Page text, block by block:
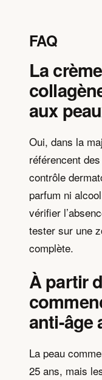
FAQ
La
aux
Oui, dans la
référencent
contrôle
parfum ni
vérifier
tester sur une
complète.
À partir
anti-âge
La peau
25 ans, mais